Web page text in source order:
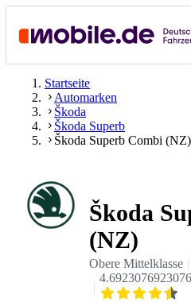
Startseite
Automarken
Škoda
Škoda Superb
Škoda Superb Combi (NZ)
Škoda
(NZ)
Obere Mittelklasse